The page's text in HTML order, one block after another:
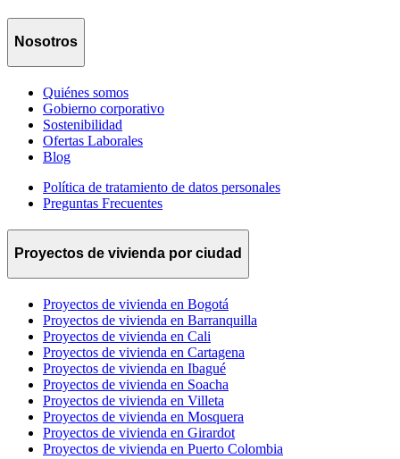
Nosotros
Quiénes somos
Gobierno corporativo
Sostenibilidad
Ofertas Laborales
Blog
Política de tratamiento de datos personales
Preguntas Frecuentes
Proyectos de vivienda por ciudad
Proyectos de vivienda en Bogotá
Proyectos de vivienda en Barranquilla
Proyectos de vivienda en Cali
Proyectos de vivienda en Cartagena
Proyectos de vivienda en Ibagué
Proyectos de vivienda en Soacha
Proyectos de vivienda en Villeta
Proyectos de vivienda en Mosquera
Proyectos de vivienda en Girardot
Proyectos de vivienda en Puerto Colombia